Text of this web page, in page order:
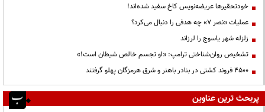
خودتحقیرها عریضه‌نویس کاخ سفید شده‌اند!
عملیات «نصر ۷» چه هدفی را دنبال می‌کرد؟
زلزله شهر یاسوج را لرزاند
تشخیص روان‌شناختی ترامپ: «او تجسم خالص شیطان است!»
۴۵۰۰ فروند کشتی در بنادر باهنر و شرق هرمزگان پهلو گرفتند
پربحث ترین عناوین